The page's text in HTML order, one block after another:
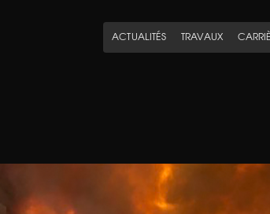
ACTUALITÉS TRAVAUX